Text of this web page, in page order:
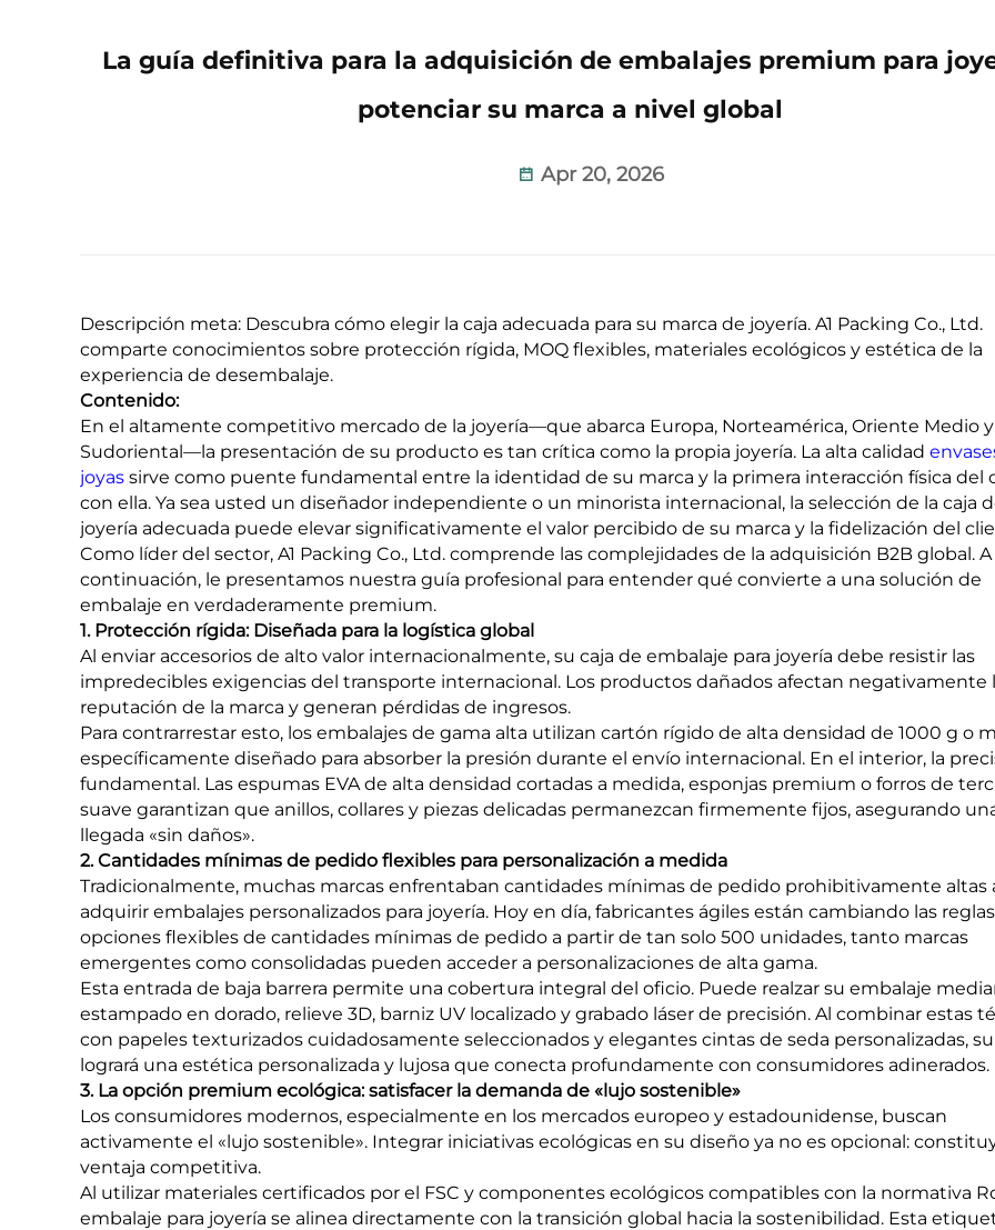
La guía definitiva para la adquisición de embalajes premium para
potenciar su marca a nivel global
Apr 20, 2026
Descripción meta: Descubra cómo elegir la caja adecuada para su marca de joyería. A1 Packing Co., Ltd.
comparte conocimientos sobre protección rígida, MOQ flexibles, materiales ecológicos y estética de la
experiencia de desembalaje.
Contenido:
En el altamente competitivo mercado de la joyería—que abarca Europa, Norteamérica, Oriente Medio y
Sudoriental—la presentación de su producto es tan crítica como la propia joyería. La alta calidad
joyas sirve como puente fundamental entre la identidad de su marca y la primera interacción física del
con ella. Ya sea usted un diseñador independiente o un minorista internacional, la selección de la caja
joyería adecuada puede elevar significativamente el valor percibido de su marca y la fidelización del
Como líder del sector, A1 Packing Co., Ltd. comprende las complejidades de la adquisición B2B global. A
continuación, le presentamos nuestra guía profesional para entender qué convierte a una solución de
embalaje en verdaderamente premium.
1. Protección rígida: Diseñada para la logística global
Al enviar accesorios de alto valor internacionalmente, su caja de embalaje para joyería debe resistir las
impredecibles exigencias del transporte internacional. Los productos dañados afectan negativamente
reputación de la marca y generan pérdidas de ingresos.
Para contrarrestar esto, los embalajes de gama alta utilizan cartón rígido de alta densidad de 1000 g o
específicamente diseñado para absorber la presión durante el envío internacional. En el interior, la
fundamental. Las espumas EVA de alta densidad cortadas a medida, esponjas premium o forros de
suave garantizan que anillos, collares y piezas delicadas permanezcan firmemente fijos, asegurando
llegada «sin daños».
2. Cantidades mínimas de pedido flexibles para personalización a medida
Tradicionalmente, muchas marcas enfrentaban cantidades mínimas de pedido prohibitivamente altas
adquirir embalajes personalizados para joyería. Hoy en día, fabricantes ágiles están cambiando las
opciones flexibles de cantidades mínimas de pedido a partir de tan solo 500 unidades, tanto marcas
emergentes como consolidadas pueden acceder a personalizaciones de alta gama.
Esta entrada de baja barrera permite una cobertura integral del oficio. Puede realzar su embalaje
estampado en dorado, relieve 3D, barniz UV localizado y grabado láser de precisión. Al combinar estas
con papeles texturizados cuidadosamente seleccionados y elegantes cintas de seda personalizadas,
logrará una estética personalizada y lujosa que conecta profundamente con consumidores adinerados.
3. La opción premium ecológica: satisfacer la demanda de «lujo sostenible»
Los consumidores modernos, especialmente en los mercados europeo y estadounidense, buscan
activamente el «lujo sostenible». Integrar iniciativas ecológicas en su diseño ya no es opcional:
ventaja competitiva.
Al utilizar materiales certificados por el FSC y componentes ecológicos compatibles con la normativa
embalaje para joyería se alinea directamente con la transición global hacia la sostenibilidad. Esta